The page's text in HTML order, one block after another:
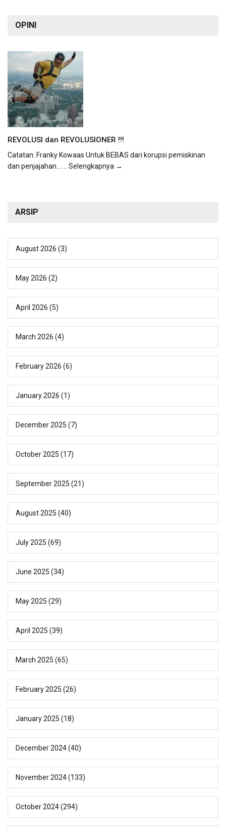
OPINI
REVOLUSI dan REVOLUSIONER !!!
Catatan: Franky Kowaas Untuk BEBAS dari korupsi pemiskinan
dan penjajahan...
... Selengkapnya →
ARSIP
August 2026 (3)
May 2026 (2)
April 2026 (5)
March 2026 (4)
February 2026 (6)
January 2026 (1)
December 2025 (7)
October 2025 (17)
September 2025 (21)
August 2025 (40)
July 2025 (69)
June 2025 (34)
May 2025 (29)
April 2025 (39)
March 2025 (65)
February 2025 (26)
January 2025 (18)
December 2024(40)
November 2024(133)
October 2024(294)